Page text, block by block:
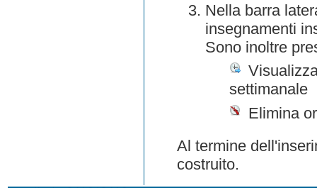
Nella barra
insegnamenti
Sono inoltre
settimanale
Elimina
Al termine
costruito.